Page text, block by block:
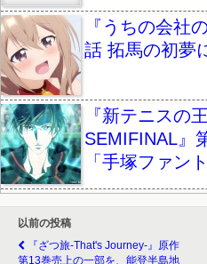
『うちの会社
話 拓馬の初夢
『新テニスの
SEMIFINAL』
「手塚ファン
以前の投稿
『ざつ旅-That's Journey-』原作
第13巻売上の一部を、能登半島地